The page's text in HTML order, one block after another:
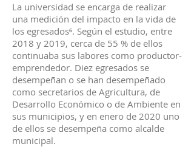
La universidad se encarga de realizar
una medición del impacto en la vida de
los egresados⁶. Según el estudio, entre
2018 y 2019, cerca de 55 % de ellos
continuaba sus labores como productor-
emprendedor. Diez egresados se
desempeñan o se han desempeñado
como secretarios de Agricultura, de
Desarrollo Económico o de Ambiente en
sus municipios, y en enero de 2020 uno
de ellos se desempeña como alcalde
municipal.